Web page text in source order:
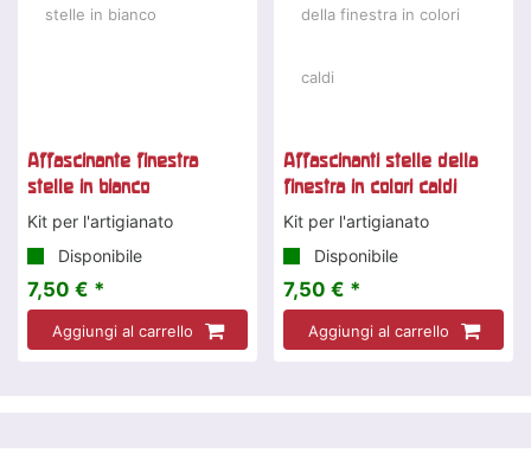
Affascinante finestra
stelle in bianco
Kit per l'artigianato
Disponibile
7,50 € *
Aggiungi al carrello
Affascinanti stelle della
finestra in colori caldi
Kit per l'artigianato
Disponibile
7,50 € *
Aggiungi al carrello